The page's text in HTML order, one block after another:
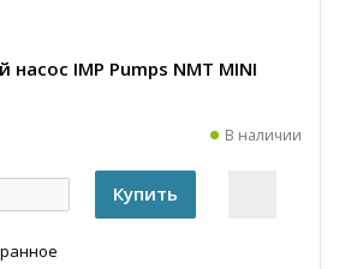
IMP Pumps NMT MINI
В наличии